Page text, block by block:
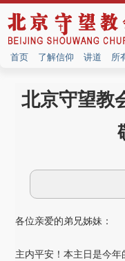
首页 了解信仰 讲道 所
北京守望教
各位亲爱的弟兄姊妹：
主内平安！本主日是今